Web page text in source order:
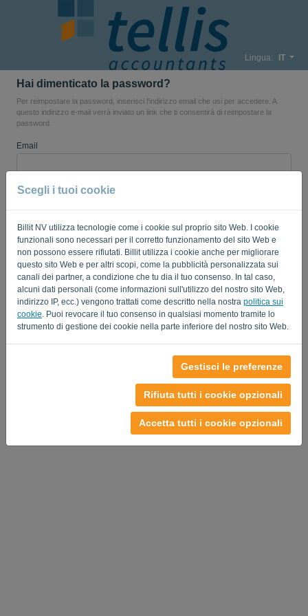
Scegli i tuoi cookie
Billit NV utilizza tecnologie come i cookie sul proprio sito Web. I cookie
funzionali sono necessari per il corretto funzionamento del sito Web e
non possono essere rifiutati. Billit utilizza i cookie anche per migliorare
questo sito Web e per altri scopi, come la pubblicità personalizzata sui
canali dei partner, a condizione che tu dia il tuo consenso. In tal caso,
alcuni dati personali (come informazioni sull'utilizzo del nostro sito Web,
indirizzo IP, ecc.) vengono trattati come descritto nella nostra politica sui
cookie . Puoi revocare il tuo consenso in qualsiasi momento tramite lo
strumento di gestione dei cookie nella parte inferiore del nostro sito Web.
Gestisci le preferenze
Rifiuta tutti i cookie opzionali
Accetta tutti i cookie opzionali
Lingua: IT
Hai dimenticato la password?
Per reimpostare la password, inserisci l'indirizzo email che usi per accedere. A
questo indirizzo e-mail verrà inviato un link che ti consentirà di reimpostare la
password.
Email
Non sei un computer? Compila '
INVIA LINK
Torna al login
Privacy Policy-Terms of Service.